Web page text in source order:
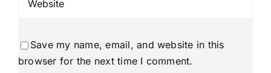
Save my name, email, and website in this
browser for the next time I comment.